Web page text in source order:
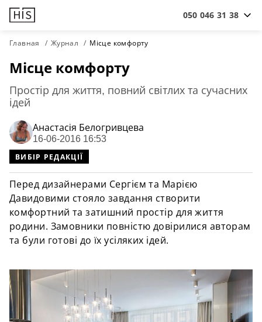
050 046 31 38
Главная Журнал Місце комфорту
Місце комфорту
Простір для життя, повний світлих та сучасних
ідей
Анастасiя Белогривцева
16-06-2016 16:53
ВИБІР РЕДАКЦІЇ
Перед дизайнерами Сергієм та Марією
Давидовими стояло завдання створити
комфортний та затишний простір для життя
родини. Замовники повністю довірилися авторам
та були готові до їх усіляких ідей.